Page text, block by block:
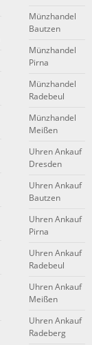
Münzhandel
Bautzen
Münzhandel
Pirna
Münzhandel
Radebeul
Münzhandel
Meißen
Uhren Ankauf
Dresden
Uhren Ankauf
Bautzen
Uhren Ankauf
Pirna
Uhren Ankauf
Radebeul
Uhren Ankauf
Meißen
Uhren Ankauf
Radeberg